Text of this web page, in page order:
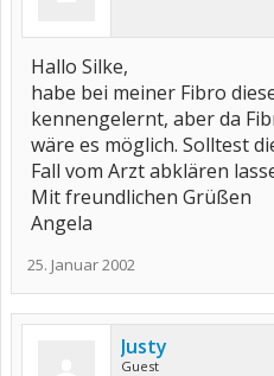
Hallo Silke,
habe bei meiner Fibro
kennengelernt, aber da
wäre es möglich. Solltest
Fall vom Arzt abklären
Mit freundlichen Grüßen
Angela
25. Januar 2002
Justy
Guest